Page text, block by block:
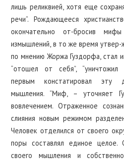
лишь реликвией, хотя еще
речи”. Рождающееся
окончательно от-бросив
измышлений, в то же время утвер-
по мнению Жоржа Гуздорфа, стал
“отошел от себя”, “уничтожил
первым констатировал эту
мышления. “Миф, – уточняет
вовлечением. Отраженное
слияния новым режимом
Человек отделился от своего
поры составлял единое целое.
своего мышления и